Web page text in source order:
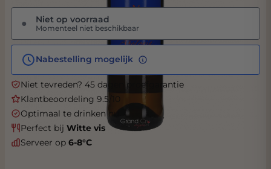
● Niet op voorraad
Momenteel niet beschikbaar
Nabestelling mogelijk
Niet tevreden? 45 dagen proefgarantie
Klantbeoordeling 9.5/10
Optimaal te drinken nu
Perfect bij Witte vis
Serveer op 6-8°C